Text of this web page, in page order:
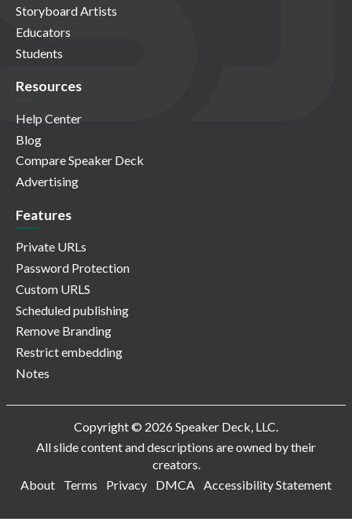
Storyboard Artists
Educators
Students
Resources
Help Center
Blog
Compare Speaker Deck
Advertising
Features
Private URLs
Password Protection
Custom URLS
Scheduled publishing
Remove Branding
Restrict embedding
Notes
Copyright © 2026 Speaker Deck, LLC.
All slide content and descriptions are owned by their
creators.
About
Terms Privacy DMCA Accessibility Statement